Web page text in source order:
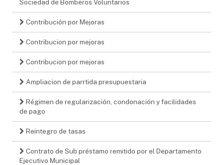
Sociedad de Bomberos Voluntarios
Contribución por Mejoras
Contribucion por mejoras
Contribucion por mejoras
Ampliacion de parrtida presupuestaria
Régimen de regularización, condonación y facilidades
de pago
Reintegro de tasas
Contrato de Sub préstamo remitido por el Departamento
Ejecutivo Municipal